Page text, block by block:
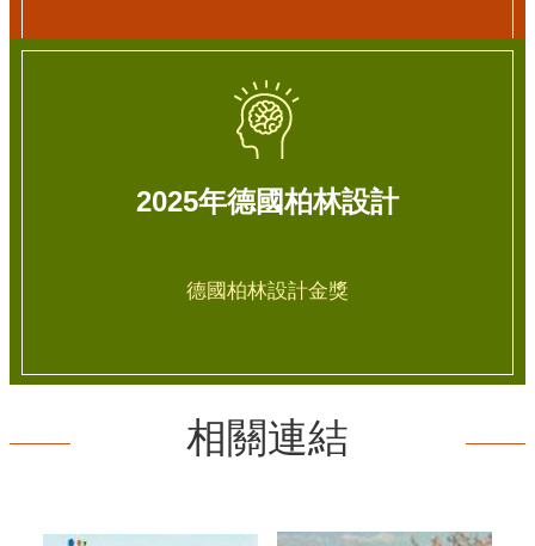
2025年德國柏林設計
德國柏林設計金獎
相關連結